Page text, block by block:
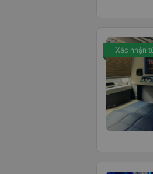
Xác nhận